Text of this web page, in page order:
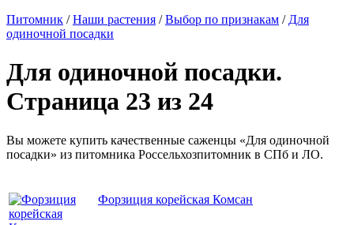
Питомник /Наши растения /Выбор по признакам / Для
одиночной посадки
Для одиночной посадки.
Страница 23 из 24
Вы можете купить качественные саженцы «Для одиночной
посадки» из питомника Россельхозпитомник в СПб и ЛО.
Форзиция корейская Комсан